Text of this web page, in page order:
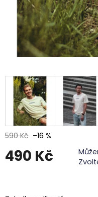
590 Kč –16 %
490 Kč